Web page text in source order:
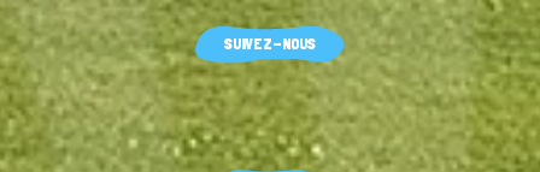
droits
réservés
SUIVEZ-NOUS